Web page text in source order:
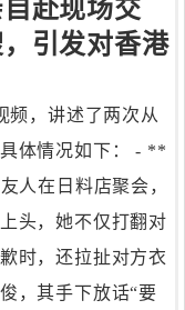
赴现场交
引发对香港
频，讲述了两次从
体情况如下： - **
人在日料店聚会，
头，她不仅打翻对
时，还拉扯对方衣
，其手下放话“要